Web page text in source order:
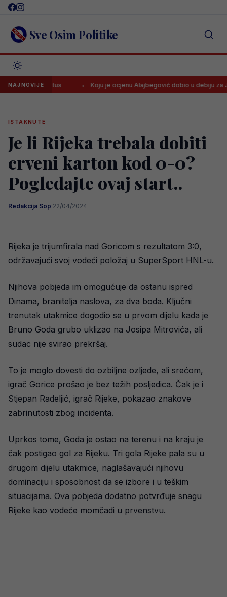
Skip
content Sve Osim Politike
NAJNOVIJE
za Juventus Koju je ocjenu Alajbegović dobio u debiju za
ISTAKNUTE
Je li Rijeka trebala dobiti
crveni karton kod 0-0?
Pogledajte ovaj start..
Redakcija Sop·22/04/2024
Rijeka je trijumfirala nad Goricom s rezultatom 3:0,
održavajući svoj vodeći položaj u SuperSport HNL-u.
Njihova pobjeda im omogućuje da ostanu ispred
Dinama, branitelja naslova, za dva boda. Ključni
trenutak utakmice dogodio se u prvom dijelu kada je
Bruno Goda grubo uklizao na Josipa Mitrovića, ali
sudac nije svirao prekršaj.
To je moglo dovesti do ozbiljne ozljede, ali srećom,
igrač Gorice prošao je bez težih posljedica. Čak je i
Stjepan Radeljić, igrač Rijeke, pokazao znakove
zabrinutosti zbog incidenta.
Uprkos tome, Goda je ostao na terenu i na kraju je
čak postigao gol za Rijeku. Tri gola Rijeke pala su u
drugom dijelu utakmice, naglašavajući njihovu
dominaciju i sposobnost da se izbore i u teškim
situacijama. Ova pobjeda dodatno potvrđuje snagu
Rijeke kao vodeće momčadi u prvenstvu.